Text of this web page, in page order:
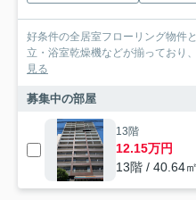
好条件の全居室フローリング物件
立・浴室乾燥機などが揃っており
見る
募集中の部屋
13階
12.15万円
13階 / 40.64